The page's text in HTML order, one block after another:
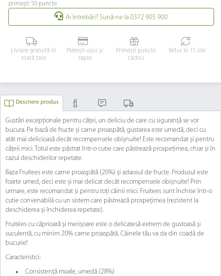
primești 50 puncte
Ai întrebări? Sună-ne la 0372 905 900
Livrare gratuită în
toată țara
Platești ușor și
rapid
Primești puncte
cadou
Retur în 15 zile
Descriere produs
Gustări excepționale pentru căței, un deliciu de care cu siguranță se vor
bucura. Pe bază de fructe și carne proaspătă, gustarea este umedă, deci cu
atât mai delicioasă decât recompensele obișnuite! Este recomandat și pentru
cățeii mici. Totul este păstrat într-o cutie care păstrează prospețimea, chiar și în
cazul deschiderilor repetate.
Baza Fruitees este carne proaspătă (20%) și adaosul de fructe. Produsul este
foarte umed, deci este și mai delicat decât recompensele obișnuite! Prin
urmare, este recomandat și pentru toți câinii mici. Fruitees sunt închise într-o
cutie convenabilă cu un sistem care păstrează prospețimea (rezistent la
deschiderea și închiderea repetate).
Fruitées cu căprioară și merișoare este o delicatesă extrem de gustoasă și
suculentă, cu minim 20% carne proaspătă. Câinele tău va da din coadă de
bucurie!
Caracteristici:
Consistență moale, umedă (28%)